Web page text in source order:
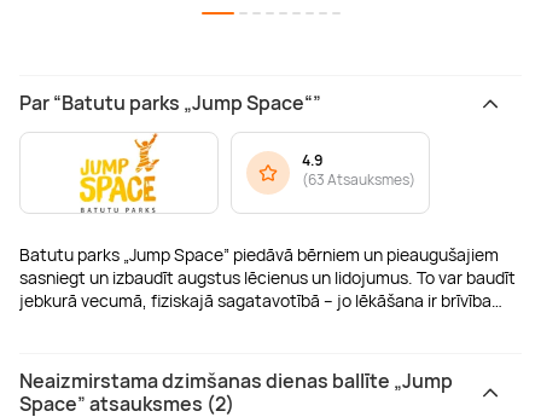
Par “Batutu parks „Jump Space“”
Batutu parks „Jump Space” piedāvā bērniem un pieaugušajiem
sasniegt un izbaudīt augstus lēcienus un lidojumus. To var baudīt
jebkurā vecumā, fiziskajā sagatavotībā – jo lēkāšana ir brīvība…
4.9
(63 Atsauksmes)
Neaizmirstama dzimšanas dienas ballīte „Jump
Space” atsauksmes (2)